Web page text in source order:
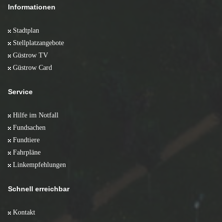
Informationen
Stadtplan
Stellplatzangebote
Güstrow TV
Güstrow Card
Service
Hilfe im Notfall
Fundsachen
Fundtiere
Fahrpläne
Linkempfehlungen
Schnell erreichbar
Kontakt